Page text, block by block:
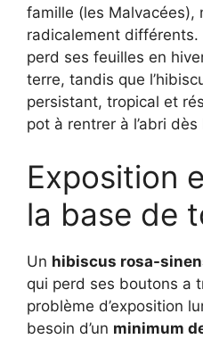
famille (les Malvacées),
radicalement différents.
perd ses feuilles en
terre, tandis que
persistant, tropical et
pot à rentrer à l’abri dès
Exposition
la base de
Un hibiscus rosa-
qui perd ses boutons a
problème d’exposition
besoin d’un minimum